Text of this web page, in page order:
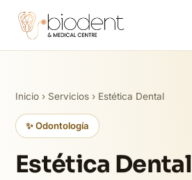
Inicio › Servicios › Estética Dental
✨ Odontología
Estética Dental